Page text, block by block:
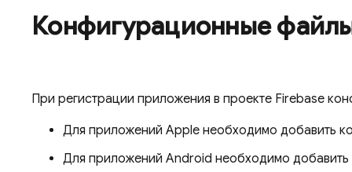
Конфигурационные
При регистрации приложения в проекте Firebase
Для приложений Apple необходимо добавить
Для приложений Android необходимо